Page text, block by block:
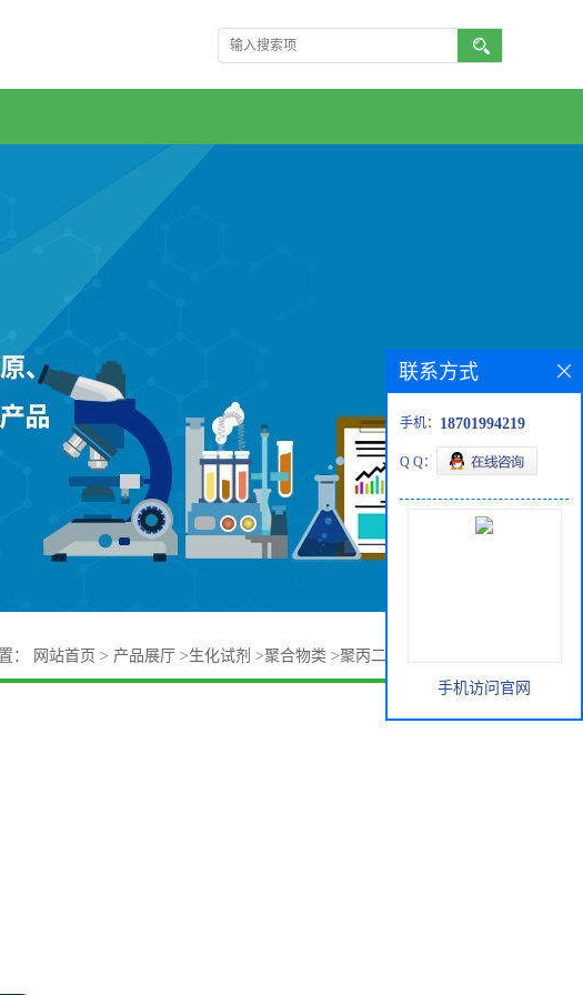
： 网站首页 > 产品展厅 >生化试剂 >聚合物类 >聚丙二醇600 25322-69-4
联系方式
手机： 18701994219
Q Q：
手机访问官网